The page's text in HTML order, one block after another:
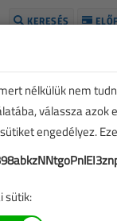
KERESÉS
nélkülük nem
válassza azok
engedélyez.
sütik: